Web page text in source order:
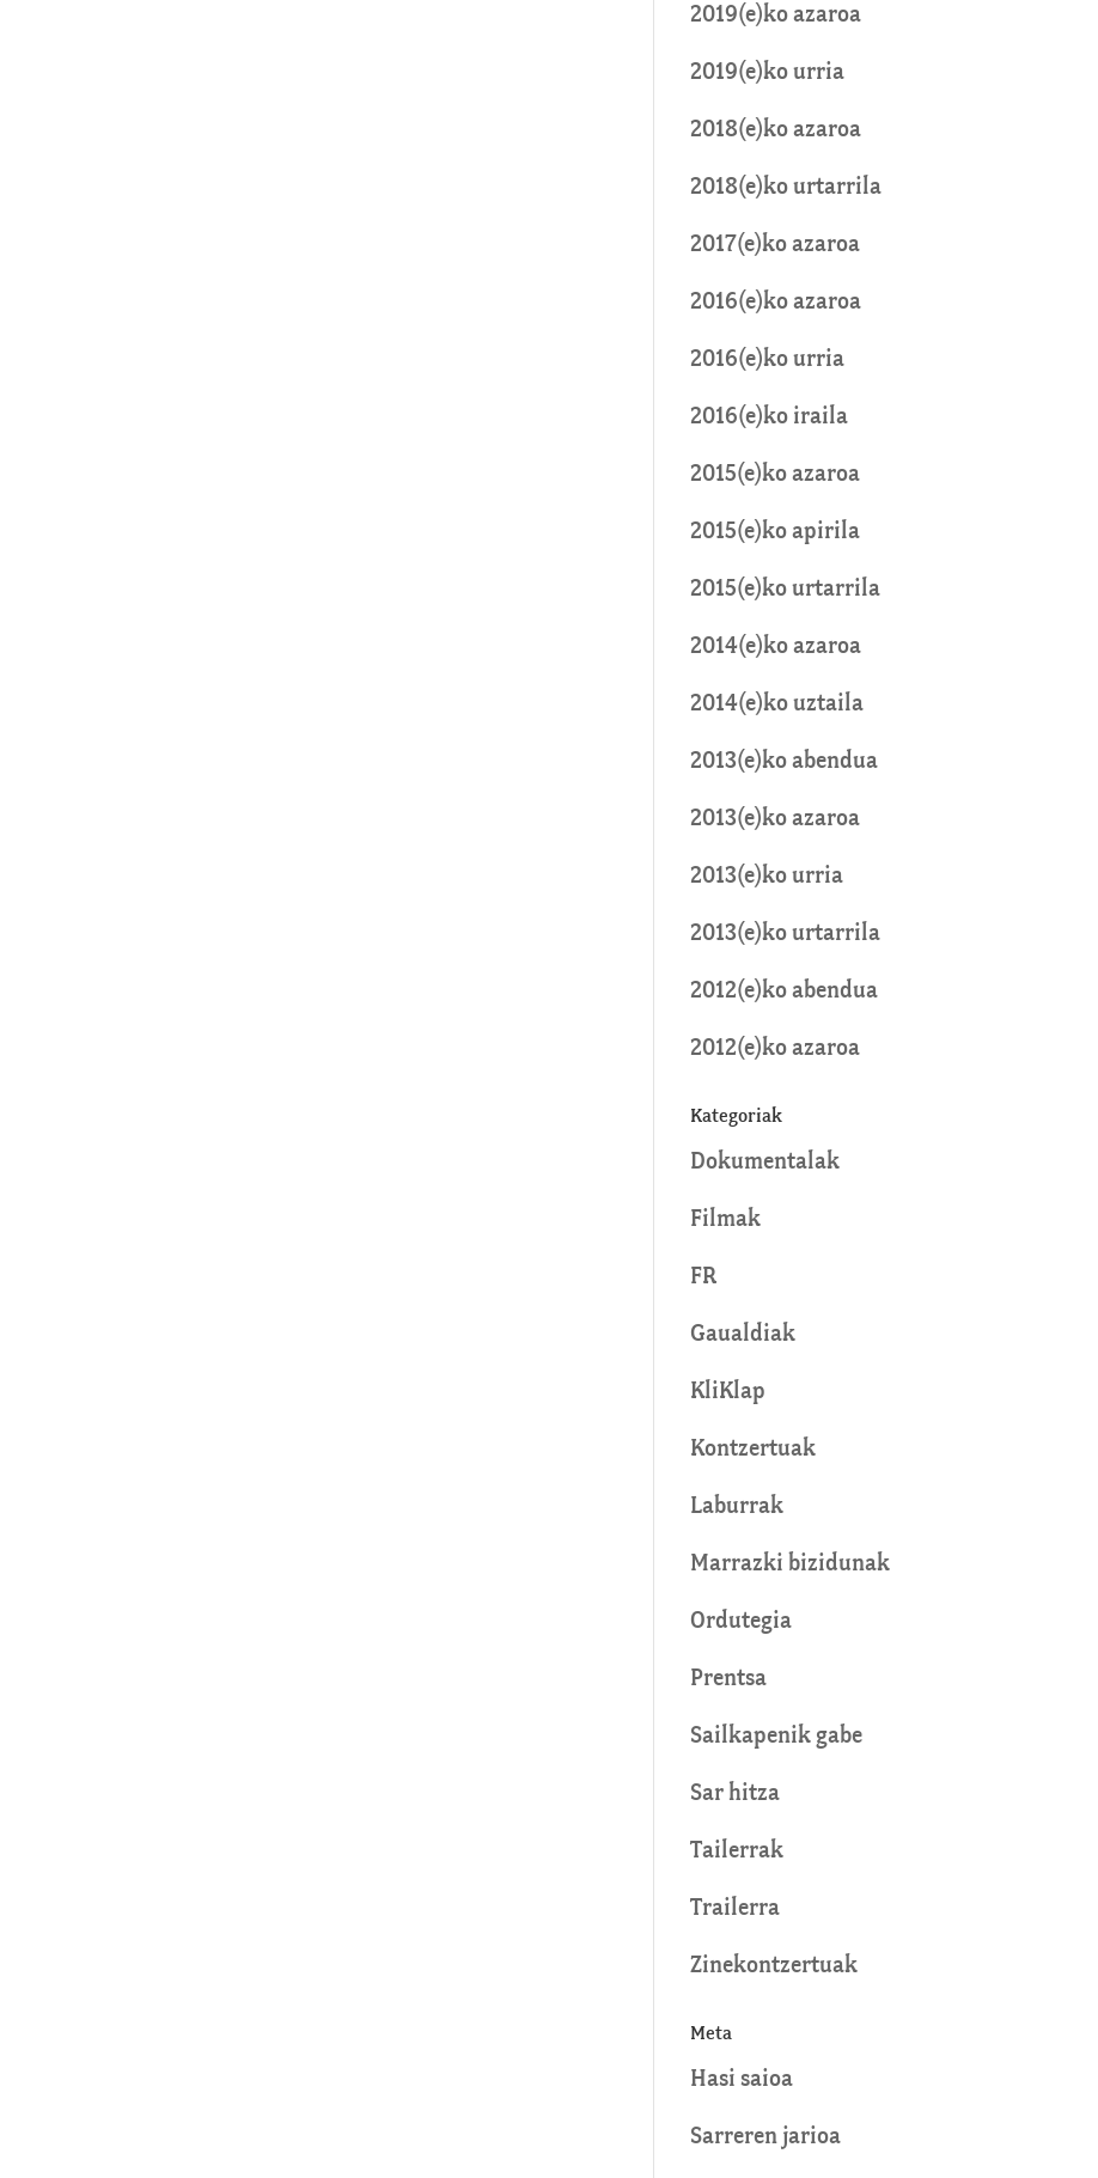
2019(e)ko azaroa
2019(e)ko urria
2018(e)ko azaroa
2018(e)ko urtarrila
2017(e)ko azaroa
2016(e)ko azaroa
2016(e)ko urria
2016(e)ko iraila
2015(e)ko azaroa
2015(e)ko apirila
2015(e)ko urtarrila
2014(e)ko azaroa
2014(e)ko uztaila
2013(e)ko abendua
2013(e)ko azaroa
2013(e)ko urria
2013(e)ko urtarrila
2012(e)ko abendua
2012(e)ko azaroa
Kategoriak
Dokumentalak
Filmak
FR
Gaualdiak
KliKlap
Kontzertuak
Laburrak
Marrazki bizidunak
Ordutegia
Prentsa
Sailkapenik gabe
Sar hitza
Tailerrak
Trailerra
Zinekontzertuak
Meta
Hasi saioa
Sarreren jarioa